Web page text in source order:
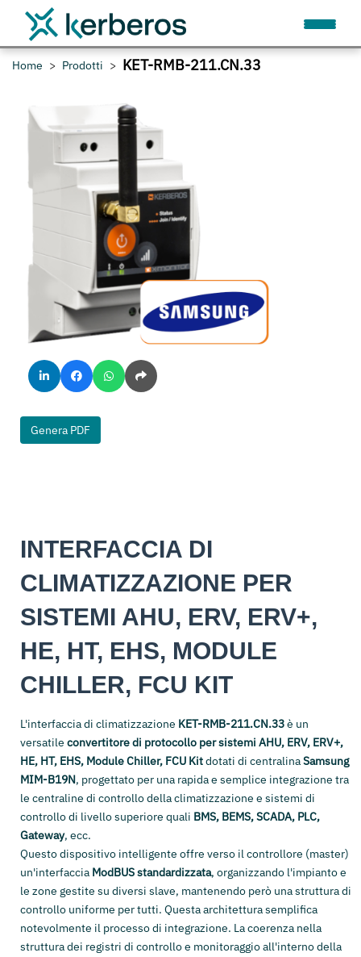
Home Prodotti KET-RMB-211.CN.33
Genera PDF
INTERFACCIA DI
CLIMATIZZAZIONE PER
SISTEMI AHU, ERV, ERV+,
HE, HT, EHS, MODULE
CHILLER, FCU KIT
L'interfaccia di climatizzazione KET-RMB-211.CN.33è un
versatile convertitore di protocollo per sistemi AHU, ERV, ERV+,
HE, HT, EHS, Module Chiller, FCU Kitdotati di centralinaSamsung
MIM-B19N, progettato per una rapida e semplice integrazione tra
le centraline di controllo della climatizzazione e sistemi di
controllo di livello superiore quali BMS, BEMS, SCADA, PLC,
Gateway, ecc.
Questo dispositivo intelligente offre verso il controllore (master)
un'interfaccia ModBUS standardizzata, organizzando l'impianto e
le zone gestite su diversi slave, mantenendo però una struttura di
controllo uniforme per tutti. Questa architettura semplifica
notevolmente il processo di integrazione. La coerenza nella
struttura dei registri di controllo e monitoraggio all'interno della